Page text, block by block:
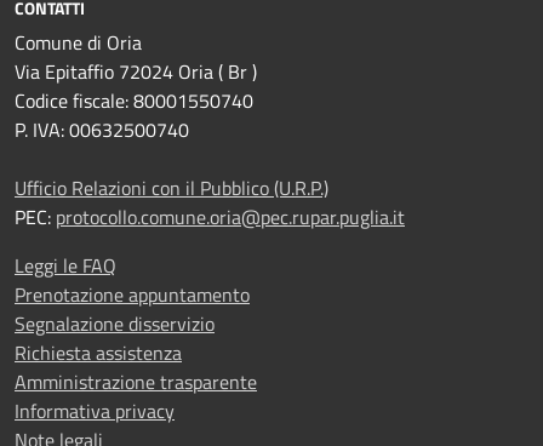
CONTATTI
Comune di Oria
Via Epitaffio 72024 Oria ( Br )
Codice fiscale: 80001550740
P. IVA: 00632500740
Ufficio Relazioni con il Pubblico (U.R.P.)
PEC: protocollo.comune.oria@pec.rupar.puglia.it
Leggi le FAQ
Prenotazione appuntamento
Segnalazione disservizio
Richiesta assistenza
Amministrazione trasparente
Informativa privacy
Note legali